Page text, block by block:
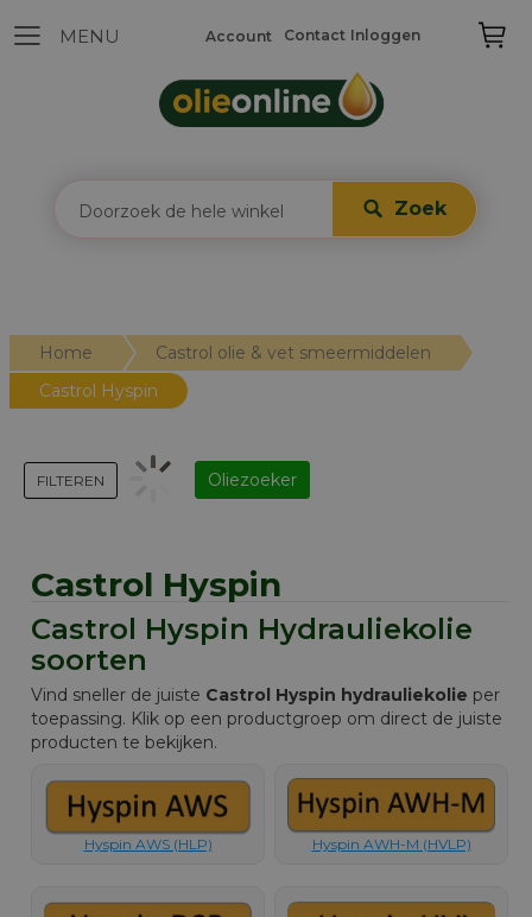
Zoek
Contact Inloggen
Account
Home
Castrol olie & vet smeermiddelen
Castrol Hyspin
Castrol Hyspin
Castrol Hyspin Hydrauliekolie
soorten
Vind sneller de juiste Castrol Hyspin hydrauliekolie per
toepassing. Klik op een productgroep om direct de juiste
producten te bekijken.
Hyspin AWS (HLP) Hyspin AWH-M (HVLP)
FILTEREN Oliezoeker